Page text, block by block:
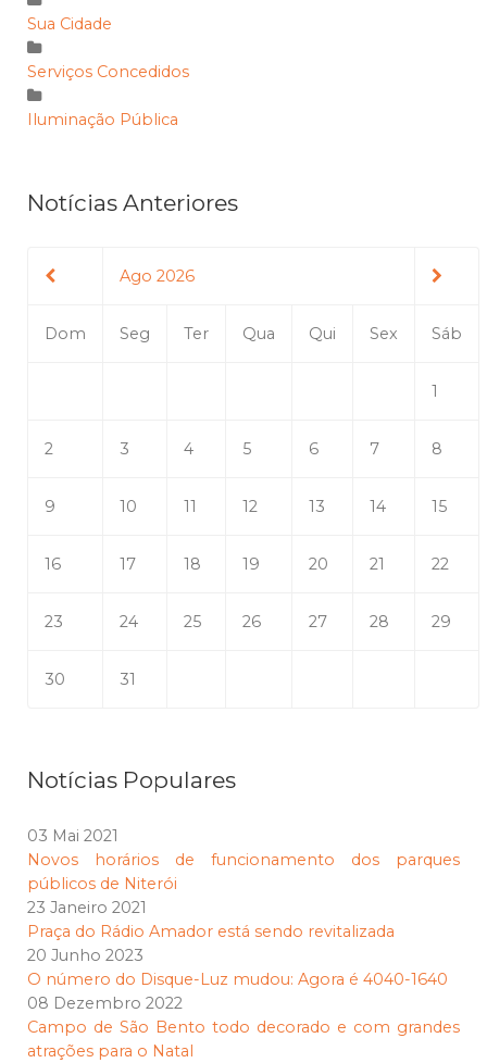
Sua Cidade
Serviços Concedidos
Iluminação Pública
Notícias Anteriores
Ago 2026
Dom Seg Ter Qua Qui Sex Sáb
1
2 3 4 5 6 7 8
9 10 11 12 13 14 15
16 17 18 19 20 21 22
23 24 25 26 27 28 29
30 31
Notícias Populares
03 Mai 2021
Novos horários de funcionamento dos parques
públicos de Niterói
23 Janeiro 2021
Praça do Rádio Amador está sendo revitalizada
20 Junho 2023
O número do Disque-Luz mudou: Agora é 4040-1640
08 Dezembro 2022
Campo de São Bento todo decorado e com grandes
atrações para o Natal